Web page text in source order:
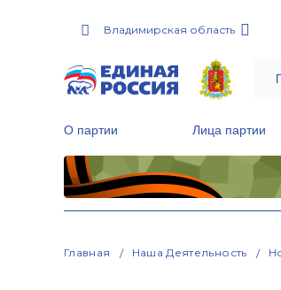
Владимирская область
О партии Лица партии
Главная Наша Деятельность